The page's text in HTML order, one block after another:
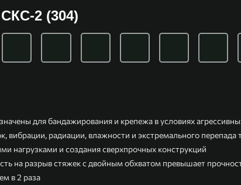
2 (304)
для бандажирования и крепежа в условиях
вибрации, радиации, влажности и экстремального
нагрузками и создания сверхпрочных конструкций
на разрыв стяжек с двойным обхватом превышает
в 2 раза